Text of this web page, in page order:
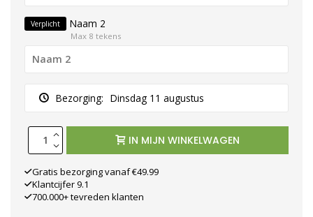
Verplicht Naam 2
Max 8 tekens
Bezorging: Dinsdag 11 augustus
IN MIJN WINKELWAGEN
Gratis bezorging vanaf €49.99
Klantcijfer 9.1
700.000+ tevreden klanten